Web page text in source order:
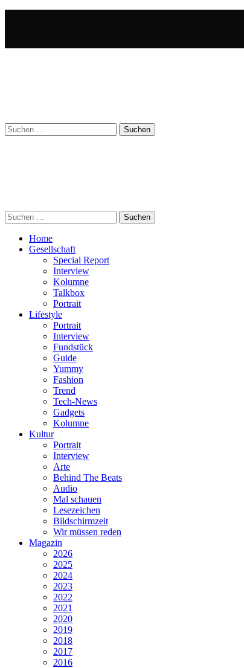
Suchen
nach:
Suchen
nach:
Home
Gesellschaft
Special Report
Interview
Kolumne
Talkbox
Portrait
Lifestyle
Portrait
Interview
Fundstück
Guide
Yummy
Fashion
Trend
Tech-News
Gadgets
Kolumne
Kultur
Portrait
Interview
Arte
Behind The Beats
Audio
Mal schauen
Lesezeichen
Bildschirmzeit
Wir müssen reden
Magazin
2026
2025
2024
2023
2022
2021
2020
2019
2018
2017
2016